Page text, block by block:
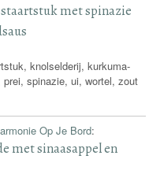
met spinazie
knolselderij, kurkuma-
spinazie, ui, wortel, zout
Op Je Bord:
met sinaasappel en